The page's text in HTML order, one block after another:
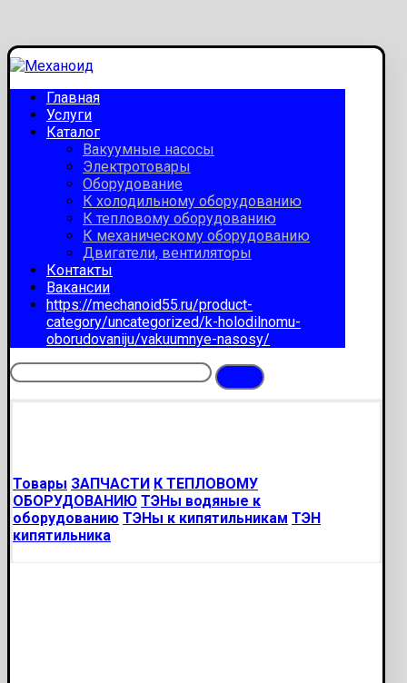
Главная
Услуги
Каталог
Вакуумные насосы
Электротовары
Оборудование
К холодильному оборудованию
К тепловому оборудованию
К механическому оборудованию
Двигатели, вентиляторы
Контакты
Вакансии
https://mechanoid55.ru/product-
category/uncategorized/k-holodilnomu-
oborudovaniju/vakuumnye-nasosy/
Товары ЗАПЧАСТИ К ТЕПЛОВОМУ
ОБОРУДОВАНИЮ ТЭНы водяные к
оборудованию ТЭНы к кипятильникам ТЭН
кипятильника